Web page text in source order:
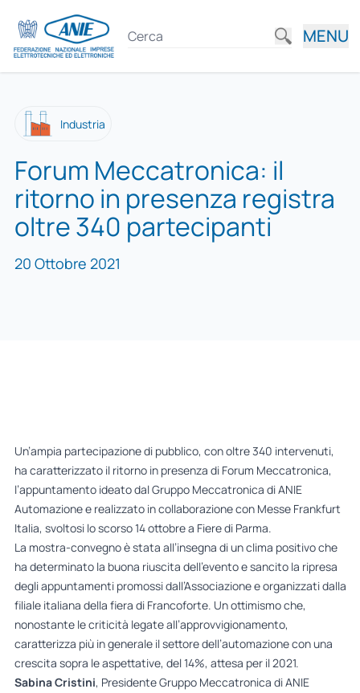
MENU
Industria
Forum Meccatronica: il
ritorno in presenza registra
oltre 340 partecipanti
20 Ottobre 2021
Un’ampia partecipazione di pubblico, con oltre 340 intervenuti,
ha caratterizzato il ritorno in presenza di Forum Meccatronica,
l’appuntamento ideato dal Gruppo Meccatronica di ANIE
Automazione e realizzato in collaborazione con Messe Frankfurt
Italia, svoltosi lo scorso 14 ottobre a Fiere di Parma.
La mostra-convegno è stata all’insegna di un clima positivo che
ha determinato la buona riuscita dell’evento e sancito la ripresa
degli appuntamenti promossi dall’Associazione e organizzati dalla
filiale italiana della fiera di Francoforte. Un ottimismo che,
nonostante le criticità legate all’approvvigionamento,
caratterizza più in generale il settore dell’automazione con una
crescita sopra le aspettative, del 14%, attesa per il 2021.
Sabina Cristini, Presidente Gruppo Meccatronica di ANIE